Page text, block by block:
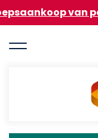
Overslaan
en
de
van pellets|ℹ️
Groupasol